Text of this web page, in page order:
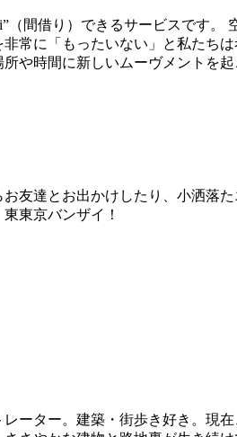
（間借り）できるサービスです
常に「もったいない」と私たち
や時間に新しいムーヴメントを起
友達とお出かけしたり、小洒落
東京バンザイ！
ーター。建築・街歩き好き。現